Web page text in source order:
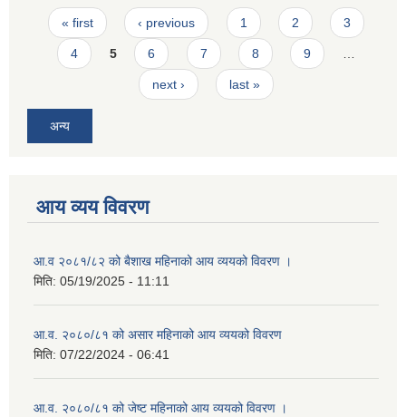
Pages
« first ‹ previous 1 2 3
4 5 6 7 8 9
next › last »
अन्य
आय व्यय विवरण
आ.व २०८१/८२ को बैशाख महिनाको आय व्ययको विवरण ।
मिति: 05/19/2025 - 11:11
आ.व. २०८०/८१ को असार महिनाको आय व्ययको विवरण
मिति: 07/22/2024 - 06:41
आ.व. २०८०/८१ को जेष्ट महिनाको आय व्ययको विवरण ।